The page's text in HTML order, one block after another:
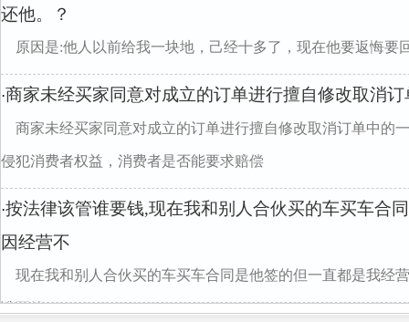
还他。？
原因是:他人以前给我一块地，己经十多了，现在他要返悔要
·商家未经买家同意对成立的订单进行擅自修改取消
商家未经买家同意对成立的订单进行擅自修改取消订单中的
侵犯消费者权益，消费者是否能要求赔偿
·按法律该管谁要钱,现在我和别人合伙买的车买车合
因经营不
现在我和别人合伙买的车买车合同是他签的但一直都是我经
谁要钱